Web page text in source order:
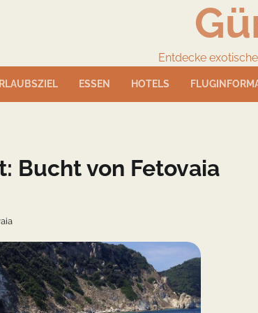
Entdecke
ESSEN HOTELS
Bucht von Fetovaia